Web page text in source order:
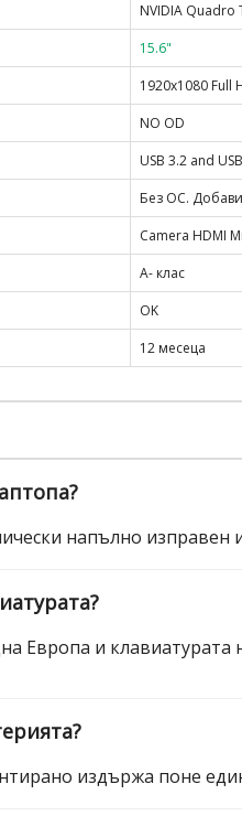
NVIDIA Quadro
15.6"
1920x1080 Full
NO OD
USB 3.2 and
Без ОС. Добави
Camera HDMI
A- клас
OK
12 месеца
напълно изправен
Европа и
издържа поне